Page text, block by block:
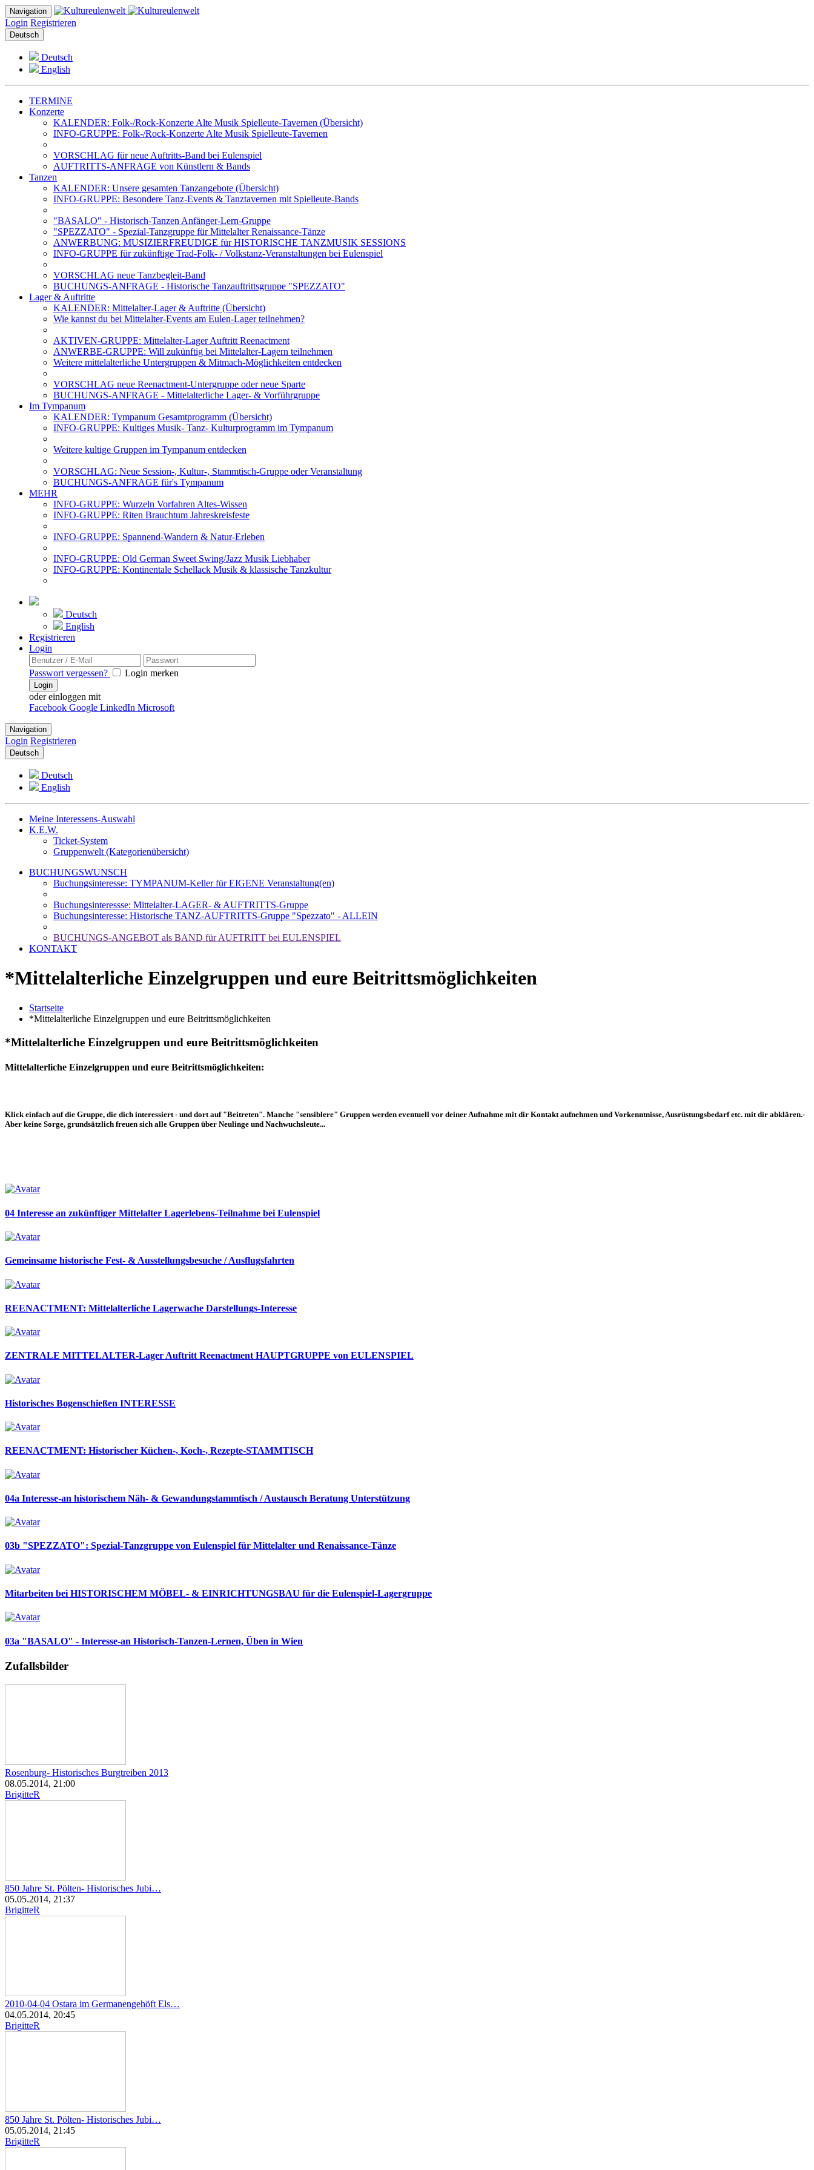
Navigation
Login Registrieren
Deutsch
Deutsch
English
TERMINE
Konzerte
KALENDER: Folk-/Rock-Konzerte Alte Musik Spielleute-Tavernen (Übersicht)
INFO-GRUPPE: Folk-/Rock-Konzerte Alte Musik Spielleute-Tavernen
VORSCHLAG für neue Auftritts-Band bei Eulenspiel
AUFTRITTS-ANFRAGE von Künstlern & Bands
Tanzen
KALENDER: Unsere gesamten Tanzangebote (Übersicht)
INFO-GRUPPE: Besondere Tanz-Events & Tanztavernen mit Spielleute-Bands
"BASALO" - Historisch-Tanzen Anfänger-Lern-Gruppe
"SPEZZATO" - Spezial-Tanzgruppe für Mittelalter Renaissance-Tänze
ANWERBUNG: MUSIZIERFREUDIGE für HISTORISCHE TANZMUSIK SESSIONS
INFO-GRUPPE für zukünftige Trad-Folk- / Volkstanz-Veranstaltungen bei Eulenspiel
VORSCHLAG neue Tanzbegleit-Band
BUCHUNGS-ANFRAGE - Historische Tanzauftrittsgruppe "SPEZZATO"
Lager & Auftritte
KALENDER: Mittelalter-Lager & Auftritte (Übersicht)
Wie kannst du bei Mittelalter-Events am Eulen-Lager teilnehmen?
AKTIVEN-GRUPPE: Mittelalter-Lager Auftritt Reenactment
ANWERBE-GRUPPE: Will zukünftig bei Mittelalter-Lagern teilnehmen
Weitere mittelalterliche Untergruppen & Mitmach-Möglichkeiten entdecken
VORSCHLAG neue Reenactment-Untergruppe oder neue Sparte
BUCHUNGS-ANFRAGE - Mittelalterliche Lager- & Vorführgruppe
Im Tympanum
KALENDER: Tympanum Gesamtprogramm (Übersicht)
INFO-GRUPPE: Kultiges Musik- Tanz- Kulturprogramm im Tympanum
Weitere kultige Gruppen im Tympanum entdecken
VORSCHLAG: Neue Session-, Kultur-, Stammtisch-Gruppe oder Veranstaltung
BUCHUNGS-ANFRAGE für's Tympanum
MEHR
INFO-GRUPPE: Wurzeln Vorfahren Altes-Wissen
INFO-GRUPPE: Riten Brauchtum Jahreskreisfeste
INFO-GRUPPE: Spannend-Wandern & Natur-Erleben
INFO-GRUPPE: Old German Sweet Swing/Jazz Musik Liebhaber
INFO-GRUPPE: Kontinentale Schellack Musik & klassische Tanzkultur
Deutsch
English
Registrieren
Login
Passwort vergessen? Login merken
Login
oder einloggen mit
Facebook Google LinkedIn Microsoft
Navigation
Login Registrieren
Deutsch
Deutsch
English
Meine Interessens-Auswahl
K.E.W.
Ticket-System
Gruppenwelt (Kategorienübersicht)
BUCHUNGSWUNSCH
Buchungsinteresse: TYMPANUM-Keller für EIGENE Veranstaltung(en)
Buchungsinteressse: Mittelalter-LAGER- & AUFTRITTS-Gruppe
Buchungsinteresse: Historische TANZ-AUFTRITTS-Gruppe "Spezzato" - ALLEIN
BUCHUNGS-ANGEBOT als BAND für AUFTRITT bei EULENSPIEL
KONTAKT
*Mittelalterliche Einzelgruppen und eure Beitrittsmöglichkeiten
Startseite
*Mittelalterliche Einzelgruppen und eure Beitrittsmöglichkeiten
*Mittelalterliche Einzelgruppen und eure Beitrittsmöglichkeiten
Mittelalterliche Einzelgruppen und eure Beitrittsmöglichkeiten:
Klick einfach auf die Gruppe, die dich interessiert - und dort auf "Beitreten". Manche "sensiblere" Gruppen werden eventuell vor deiner Aufnahme mit dir Kontakt aufnehmen und Vorkenntnisse, Ausrüstungsbedarf etc. mit dir abklären.-
Aber keine Sorge, grundsätzlich freuen sich alle Gruppen über Neulinge und Nachwuchsleute...
04 Interesse an zukünftiger Mittelalter Lagerlebens-Teilnahme bei Eulenspiel
Gemeinsame historische Fest- & Ausstellungsbesuche / Ausflugsfahrten
REENACTMENT: Mittelalterliche Lagerwache Darstellungs-Interesse
ZENTRALE MITTELALTER-Lager Auftritt Reenactment HAUPTGRUPPE von EULENSPIEL
Historisches Bogenschießen INTERESSE
REENACTMENT: Historischer Küchen-, Koch-, Rezepte-STAMMTISCH
04a Interesse-an historischem Näh- & Gewandungstammtisch / Austausch Beratung Unterstützung
03b "SPEZZATO": Spezial-Tanzgruppe von Eulenspiel für Mittelalter und Renaissance-Tänze
Mitarbeiten bei HISTORISCHEM MÖBEL- & EINRICHTUNGSBAU für die Eulenspiel-Lagergruppe
03a "BASALO" - Interesse-an Historisch-Tanzen-Lernen, Üben in Wien
Zufallsbilder
Rosenburg- Historisches Burgtreiben 2013
08.05.2014, 21:00
BrigitteR
850 Jahre St. Pölten- Historisches Jubi…
05.05.2014, 21:37
BrigitteR
2010-04-04 Ostara im Germanengehöft Els…
04.05.2014, 20:45
BrigitteR
850 Jahre St. Pölten- Historisches Jubi…
05.05.2014, 21:45
BrigitteR